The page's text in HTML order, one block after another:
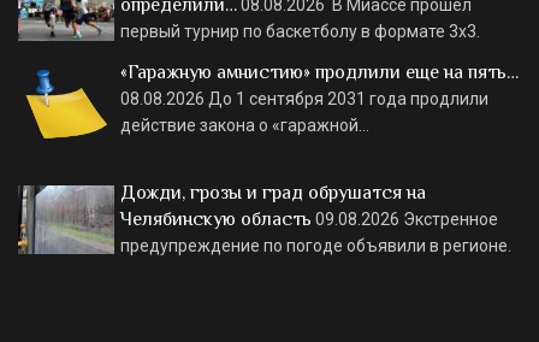
определили…08.08.2026 В Миассе прошел
первый турнир по баскетболу в формате 3х3.
«Гаражную амнистию» продлили еще на пять…
08.08.2026 До 1 сентября 2031 года продлили
действие закона о «гаражной…
Дожди, грозы и град обрушатся на
Челябинскую область 09.08.2026 Экстренное
предупреждение по погоде объявили в регионе.